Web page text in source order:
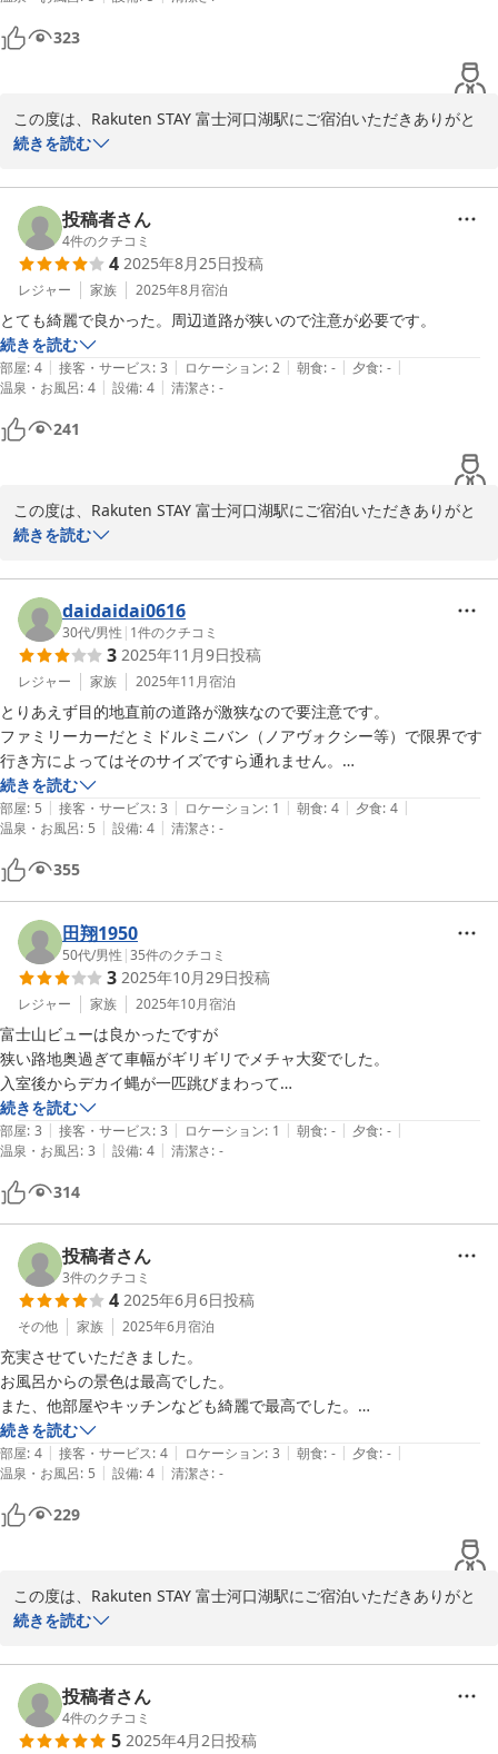
を楽しみにしております。
323
この度は、Rakuten STAY 富士河口湖駅にご宿泊いただきありがと
うございました。
愛犬とご一緒のご滞在をお楽しみいただけたとのお言葉、大変うれ
しく拝読しました。
今後もご家族皆さまが安心してお過ごしいただける環境づくりに努
めてまいります。またのお帰りを心よりお待ちしております。
Rakuten STAY 富士河口湖駅
2025-09-05
続きを読む
投稿者さん
4件のクチコミ
4 2025年8月25日投稿
レジャー 家族 2025年8月宿泊
とても綺麗で良かった。周辺道路が狭いので注意が必要です。
続きを読む
部屋: 4 | 接客・サービス: 3 | ロケーション: 2 | 朝食: - | 夕食: - |
温泉・お風呂: 4 | 設備: 4 | 清潔さ: -
241
この度は、Rakuten STAY 富士河口湖駅にご宿泊いただきありがと
うございました。
「とても綺麗で良かった」とのお言葉を励みに、清掃や備品の整備
に引き続き尽力してまいります。周辺道路が狭くご不便をおかけし
ましたこと申し訳ございません。
いただいたご意見は真摯に受け止め、滞在中の安心感や快適性の向
上に努めてまいります。また機会がございましたらぜひお越しくだ
さい。
スタッフ一同お待ちしております。
Rakuten STAY 富士河口湖駅
2025-09-05
続きを読む
daidaidai0616
30代/男性 | 1件のクチコミ
3 2025年11月9日投稿
レジャー 家族 2025年11月宿泊
とりあえず目的地直前の道路が激狭なので要注意です。
ファミリーカーだとミドルミニバン（ノアヴォクシー等）で限界です
行き方によってはそのサイズですら通れません。
私はたまたま地元の方と遭遇できたので対応できました。
部屋は富士山が絶景なのもあり大変満足です。
続きを読む
部屋: 5 | 接客・サービス: 3 | ロケーション: 1 | 朝食: 4 | 夕食: 4 |
温泉・お風呂: 5 | 設備: 4 | 清潔さ: -
355
田翔1950
50代/男性 |35件のクチコミ
3 2025年10月29日投稿
レジャー 家族 2025年10月宿泊
富士山ビューは良かったですが
狭い路地奥過ぎて車幅がギリギリでメチャ大変でした。
入室後からデカイ蝿が一匹跳びまわって
退治するのにかなり時間がかかり大変でした。
続きを読む
部屋: 3 | 接客・サービス: 3 | ロケーション: 1 | 朝食: - | 夕食: - |
温泉・お風呂: 3 | 設備: 4 | 清潔さ: -
314
投稿者さん
3件のクチコミ
4 2025年6月6日投稿
その他 家族 2025年6月宿泊
充実させていただきました。
お風呂からの景色は最高でした。
また、他部屋やキッチンなども綺麗で最高でした。
しかし、ソファは犬の尿臭や、ゲージも尿臭がしていました。
また、ドッグラン付きでしたが、放置された雑草が多く見られ、土でし
た。もっと整えるか人工芝にしたら良いかと思いました。
BBQという記載はどうかと思います。(ホットプレート)と書いています
が、それはホームページから詳細を見なければわかりません。BBQの
続きを読む
部屋: 4 | 接客・サービス: 4 | ロケーション: 3 | 朝食: - | 夕食: - |
温泉・お風呂: 5 | 設備: 4 | 清潔さ: -
229
この度は、Rakuten STAY 富士河口湖駅にご宿泊いただきありがと
うございました。
お風呂からの景色やお部屋・キッチンの清潔さにご満足いただけた
とのお言葉、大変嬉しく拝読いたしました。
一方で、ソファやゲージの臭い、ドッグランの管理状況につきまし
続きを読む
投稿者さん
4件のクチコミ
5 2025年4月2日投稿